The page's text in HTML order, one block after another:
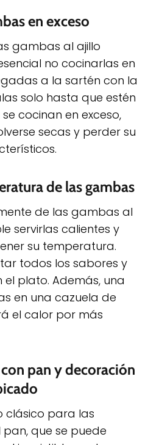
en exceso
gambas al ajillo
no cocinarlas en
a la sartén con la
solo hasta que estén
cocinan en exceso,
secas y perder su
de las gambas
de las gambas al
servirlas calientes y
su temperatura.
todos los sabores y
plato. Además, una
en una cazuela de
el calor por más
pan y decoración
clásico para las
que se puede